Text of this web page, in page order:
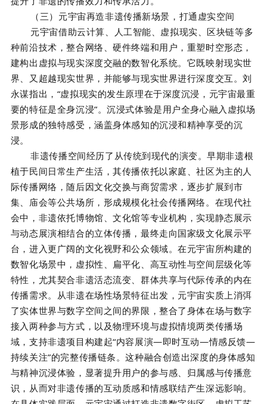
（三）元宇宙再造非遗传播新场景，打通虚实空间
元宇宙借助云计算、人工智能、虚拟现实、区块链等多
种前沿技术，整合网络、硬件终端和用户，重塑时空形态，
建构出虚拟与现实深度交融的数智化系统。它既映射现实世
界、又超越现实世界，并能够与现实世界进行深度交互。刘
永谋指出，“虚拟现实的发生原理在于深度沉浸，元宇宙最重
要的特征是全身沉浸”。沉浸式体验是用户全身心融入虚拟场
景形成的独特感受，涵盖身体感知的沉浸和精神享受的沉
浸。
非遗传播空间经历了从传统到现代的演变。早期非遗根
植于民间日常生产生活，其传播依托以家庭、社区为主的人
际传播网络，随后因文化交换与商贸需求，逐步扩展到市
集、庙会等公共场所，形成规模化社会传播网络。在现代社
会中，非遗依托博物馆、文化馆等专业机构，实现静态展示
与动态展演相结合的立体传播，最终走向国家级文化展示平
台，进入更广阔的文化视野和公众领域。在元宇宙所构建的
数智化场景中，虚拟性、扁平化、高互动性与空间层级化等
特性，尤其契合非遗活态流变、群体共享与代际传承的内在
传播需求。从非遗在场性场景特征出发，元宇宙实质上消弭
了实体世界与数字空间之间的界限，整合了身体在场与数字
接入两种参与方式，以及物理环境与虚拟情境两类传播场
域，支持非遗项目构建起“内容展演—即时互动—情感反馈—
持续关注”的完整传播链条。这种融合创造出深度的身体感知
与精神沉浸体验，显著提升用户的参与感、归属感与传播意
识，从而对非遗传播的互动质感和情感联结产生深远影响。